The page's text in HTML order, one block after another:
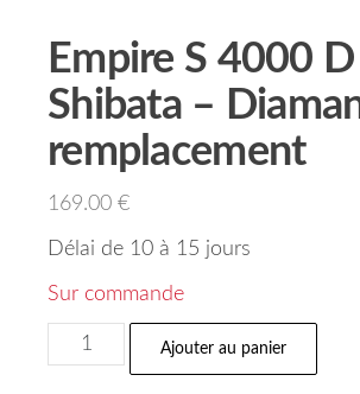
Empire S 4000
Shibata –
remplacement
169.00 €
Délai de 10 à 15 jours
Sur commande
Ajouter au panier